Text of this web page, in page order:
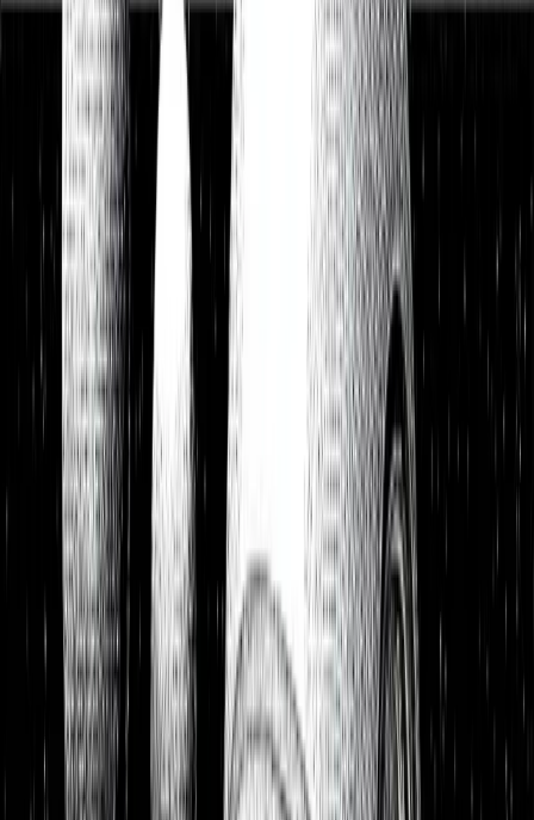
Portfolios
1:1 Begleitung
Über uns
Einloggen
Kostenlos testen
WatchlistUnsere Top-Picks zum Kauf
Portfolios 26,8 % p.a. seit 2018
Finanzielle Freiheit
26,8 % p.a. Dividendendepot18,6 % p.a.
1:1 Begleitung
Über uns